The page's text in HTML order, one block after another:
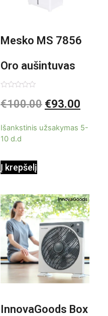
Mesko MS 7856
Oro aušintuvas
be ašmenų 3in1
0
iš
€100.00 €93.00
Išankstinis užsakymas 5-
10 d.d
Į krepšelį
InnovaGoods Box